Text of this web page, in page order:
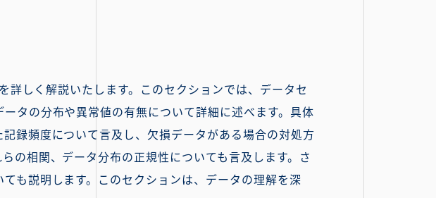
しく解説いたします。このセクションでは、データセ
タの分布や異常値の有無について詳細に述べます。具体
録頻度について言及し、欠損データがある場合の対処方
の相関、データ分布の正規性についても言及します。さ
も説明します。このセクションは、データの理解を深